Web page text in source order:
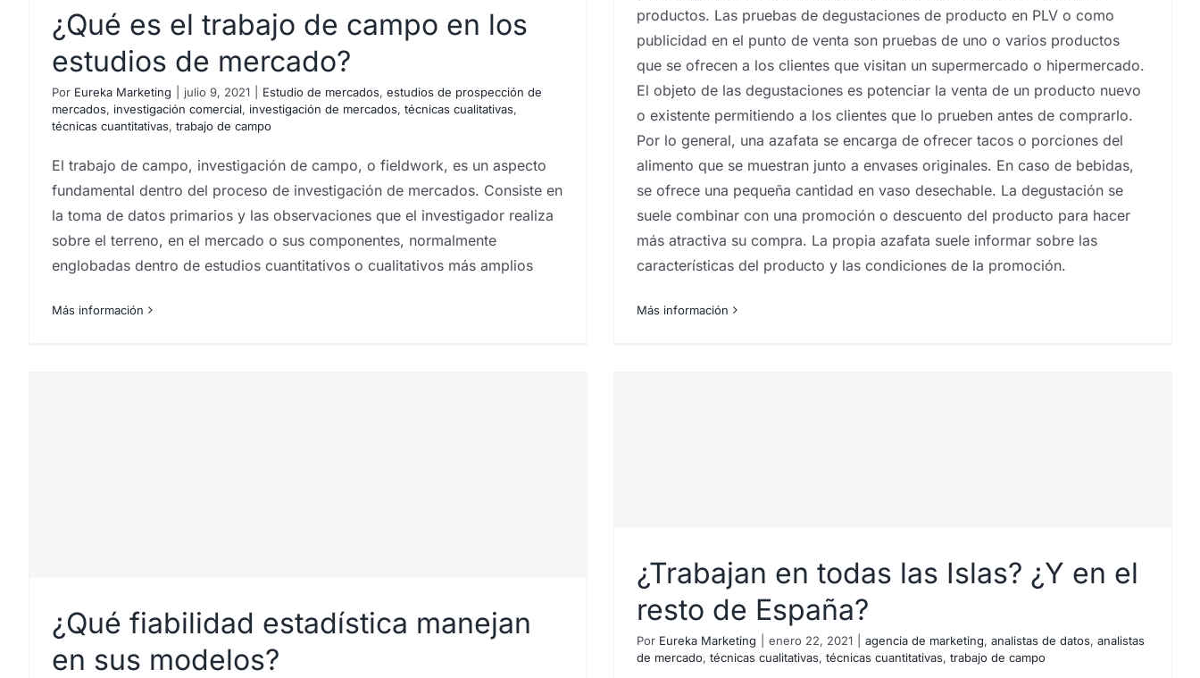
¿Qué es el trabajo de campo en los
estudios de mercado?
Por Eureka Marketing julio 9, 2021 Estudio de mercados, estudios de prospección de
mercados, investigación comercial, investigación de mercados, técnicas cualitativas,
técnicas cuantitativas, trabajo de campo
El trabajo de campo, investigación de campo, o fieldwork, es un aspecto
fundamental dentro del proceso de investigación de mercados. Consiste en
la toma de datos primarios y las observaciones que el investigador realiza
sobre el terreno, en el mercado o sus componentes, normalmente
englobadas dentro de estudios cuantitativos o cualitativos más amplios
Más información
Pruebas de degustación. ¿Qué son?
productos. Las pruebas de degustaciones de producto en PLV o como
publicidad en el punto de venta son pruebas de uno o varios productos
que se ofrecen a los clientes que visitan un supermercado o hipermercado.
El objeto de las degustaciones es potenciar la venta de un producto nuevo
o existente permitiendo a los clientes que lo prueben antes de comprarlo.
Por lo general, una azafata se encarga de ofrecer tacos o porciones del
alimento que se muestran junto a envases originales. En caso de bebidas,
se ofrece una pequeña cantidad en vaso desechable. La degustación se
suele combinar con una promoción o descuento del producto para hacer
más atractiva su compra. La propia azafata suele informar sobre las
características del producto y las condiciones de la promoción.
Más información
¿Qué fiabilidad estadística manejan
en sus modelos?
¿Trabajan en todas las Islas? ¿Y en el
resto de España?
¿Trabajan en todas las Islas? ¿Y en el
resto de España?
Por Eureka Marketing enero 22, 2021 agencia de marketing, analistas de datos, analistas
de mercado, técnicas cualitativas, técnicas cuantitativas, trabajo de campo